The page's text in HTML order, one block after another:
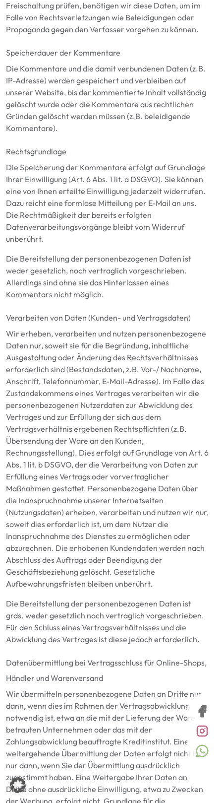
Freischaltung prüfen, benötigen wir diese Daten, um im
Falle von Rechtsverletzungen wie Beleidigungen oder
Propaganda gegen den Verfasser vorgehen zu können.
Speicherdauer der Kommentare
Die Kommentare und die damit verbundenen Daten (z.B.
IP-Adresse) werden gespeichert und verbleiben auf
unserer Website, bis der kommentierte Inhalt vollständig
gelöscht wurde oder die Kommentare aus rechtlichen
Gründen gelöscht werden müssen (z.B. beleidigende
Kommentare).
Rechtsgrundlage
Die Speicherung der Kommentare erfolgt auf Grundlage
Ihrer Einwilligung (Art. 6 Abs. 1 lit. a DSGVO). Sie können
eine von Ihnen erteilte Einwilligung jederzeit widerrufen.
Dazu reicht eine formlose Mitteilung per E-Mail an uns.
Die Rechtmäßigkeit der bereits erfolgten
Datenverarbeitungsvorgänge bleibt vom Widerruf
unberührt.
Die Bereitstellung der personenbezogenen Daten ist
weder gesetzlich, noch vertraglich vorgeschrieben.
Allerdings sind ohne sie das Hinterlassen eines
Kommentars nicht möglich.
Verarbeiten von Daten (Kunden- und Vertragsdaten)
Wir erheben, verarbeiten und nutzen personenbezogene
Daten nur, soweit sie für die Begründung, inhaltliche
Ausgestaltung oder Änderung des Rechtsverhältnisses
erforderlich sind(Bestandsdaten,z.B. Vor-/ Nachname,
Anschrift,Telefonnummer, E-Mail-Adresse). Im Falle des
Zustandekommens einesVertrages verarbeiten wir die
personenbezogenen Nutzerdaten zur Abwicklung des
Vertrages undzur Erfüllung der sich aus dem
Vertragsverhältnis ergebenen Rechtspflichten (z.B.
Übersendung der Ware an den Kunden,
Rechnungsstellung). Dies erfolgt auf Grundlage von Art. 6
Abs. 1 lit. b DSGVO, der die Verarbeitung von Daten zur
Erfüllung eines Vertrags oder vorvertraglicher
Maßnahmen gestattet. Personenbezogene Daten über
die Inanspruchnahme unserer Internetseiten
(Nutzungsdaten) erheben, verarbeiten und nutzen wir nur,
soweit dies erforderlich ist, um dem Nutzer die
Inanspruchnahme des Dienstes zu ermöglichen oder
abzurechnen. Die erhobenen Kundendaten werden nach
Abschluss des Auftrags oder Beendigung der
Geschäftsbeziehung gelöscht. Gesetzliche
Aufbewahrungsfristen bleiben unberührt.
Die Bereitstellung der personenbezogenen Daten ist
grds. weder gesetzlich noch vertraglich vorgeschrieben.
Für den Schluss eines Vertragsverhältnisses und die
Abwicklung des Vertrages ist diese jedoch erforderlich.
Datenübermittlung bei Vertragsschluss für Online-Shops,
Händler und Warenversand
Wir übermitteln personenbezogene Daten an Dritte nur
dann, wenn dies im Rahmen der Vertragsabwicklung
notwendig ist, etwa an die mit der Lieferung der Ware
betrauten Unternehmen oder das mit der
Zahlungsabwicklung beauftragte Kreditinstitut. Eine
weitergehende Übermittlung der Daten erfolgt nicht bzw.
nur dann, wenn Sie der Übermittlung ausdrücklich
zugestimmt haben. Eine Weitergabe Ihrer Daten an
Dritte ohne ausdrückliche Einwilligung, etwa zu Zwecken
der Werbung, erfolgt nicht. Grundlage für die